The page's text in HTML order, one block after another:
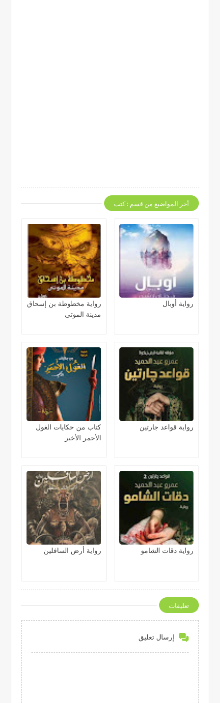
أخر المواضيع من قسم : كتب
رواية أوبال
رواية مخطوطة بن إسحاق
مدينة الموتى
رواية قواعد جارتين
كتاب من حكايات الغول
الأحمر الأخير
رواية دقات الشامو رواية أرض السافلين
تعليقات
إرسال تعليق